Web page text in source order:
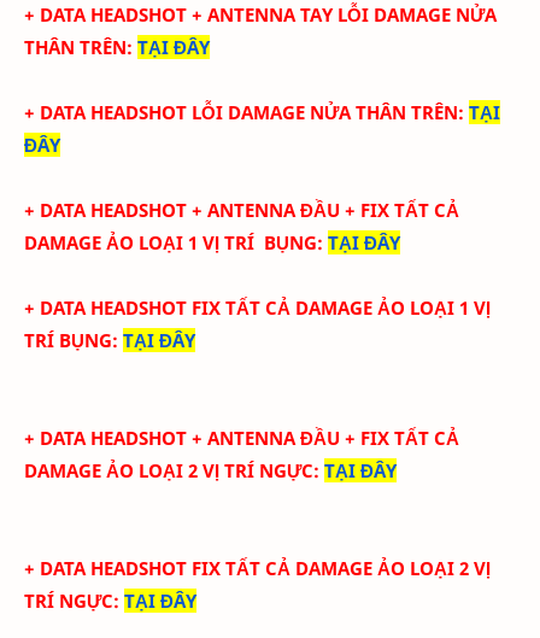
+ DATA HEADSHOT + ANTENNA TAY LỖI DAMAGE NỬA
THÂN TRÊN: TẠI ĐÂY
+ DATA HEADSHOT LỖI DAMAGE NỬA THÂN TRÊN: TẠI
ĐÂY
+ DATA HEADSHOT + ANTENNA ĐẦU + FIX TẤT CẢ
DAMAGE ẢO LOẠI 1 VỊ TRÍ BỤNG: TẠI ĐÂY
+ DATA HEADSHOT FIX TẤT CẢ DAMAGE ẢO LOẠI 1 VỊ
TRÍ BỤNG: TẠI ĐÂY
+ DATA HEADSHOT + ANTENNA ĐẦU + FIX TẤT CẢ
DAMAGE ẢO LOẠI 2 VỊ TRÍ NGỰC: TẠI ĐÂY
+ DATA HEADSHOT FIX TẤT CẢ DAMAGE ẢO LOẠI 2 VỊ
TRÍ NGỰC: TẠI ĐÂY